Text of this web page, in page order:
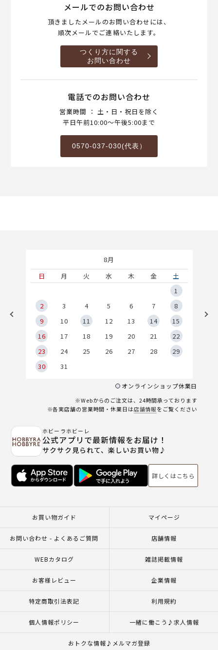
メールでのお問い合わせ
頂きましたメールのお問い合わせには、
順次メールでご連絡いたします。
つくり方に関する
お問い合わせ
電話でのお問い合わせ
営業時間 ： 土・日・祝日を除く
平日午前10:00～午後5:00まで
0570-037-030(代表）
8月
日
月 火 水 木 金
土
1
2
3 4 5 6 7
8
9
10 11 12 13 14
15
16
17 18 19 20 21
22
23
24 25 26 27 28
29
30
31
オンラインショップ休業日
※Webからのご注文は、24時間承っております
※各実店舗の営業時間・休業日は店舗情報をご覧ください
ホビーラホビーレ
公式アプリで最新情報をお届け！
サクサク見られて、楽しいお買い物♪
詳しくはこちら
お買い物ガイド マイページ
お問い合わせ - よくあるご質問 店舗情報
WEBカタログ 雑誌掲載情報
お客様レビュー 企業情報
特定商取引法表記 利用規約
個人情報ポリシー 一緒に働こう♪求人情報
おトクな情報♪メルマガ登録